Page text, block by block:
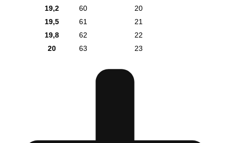
19,2
60
20
19,5
61
21
19,8
62
22
20
63 23